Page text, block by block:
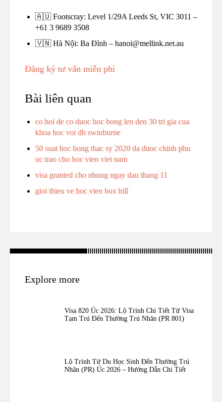
🇦🇺 Footscray: Level 1/29A Leeds St, VIC 3011 –
+61 3 9689 3508
🇻🇳 Hà Nội: Ba Đình – hanoi@mellink.net.au
Đăng ký tư vấn miễn phí
Bài liên quan
co hoi de co duoc hoc bong len den 30 tri gia cua
khoa hoc voi dh swinburne
50 suat hoc bong thac sy 2020 da duoc chinh phu
uc trao cho hoc vien viet nam
visa granted cho nhung ngay dau thang 11
gioi thieu ve hoc vien box hill
Explore more
Visa 820 Úc 2026: Lộ Trình Chi Tiết Từ Visa
Tạm Trú Đến Thường Trú Nhân (PR 801)
Lộ Trình Từ Du Học Sinh Đến Thường Trú
Nhân (PR) Úc 2026 – Hướng Dẫn Chi Tiết